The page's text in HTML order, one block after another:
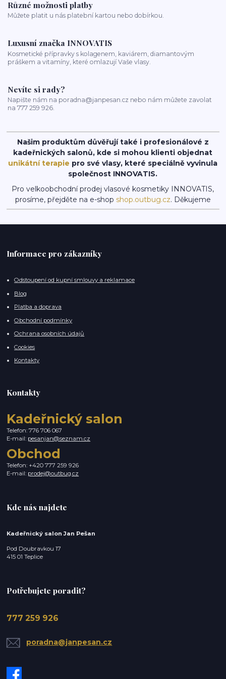
Různé možnosti platby
Můžete platit u nás platební kartou nebo dobírkou.
Luxusní značka INNOVATIS
Kosmetické přípravky s kolagenem, kaviárem, diamantovým
práškem a vitamíny, které omlazují Vaše vlasy.
Nevíte si rady?
Napište nám na poradna@janpesan.cz nebo nám můžete zavolat
na 777 259 926.
Našim produktům důvěřují také i profesionálové z
kadeřnických salonů, kde si mohou klienti objednat
unikátní terapie pro své vlasy, které speciálně vyvinula
společnost INNOVATIS.
Pro velkoobchodní prodej vlasové kosmetiky INNOVATIS,
prosíme, přejděte na e-shop shop.outbug.cz. Děkujeme
Informace pro zákazníky
Odstoupení od kupní smlouvy a reklamace
Blog
Platba a doprava
Obchodní podmínky
Ochrana osobních údajů
Cookies
Kontakty
Kontakty
Kadeřnický salon
Telefon: 776 706 067
E-mail: pesanjan@seznam.cz
Obchod
Telefon: +420 777 259 926
E-mail: prodej@outbug.cz
Kde nás najdete
Kadeřnický salon Jan Pešan
Pod Doubravkou 17
415 01 Teplice
Potřebujete poradit?
777 259 926
poradna@janpesan.cz